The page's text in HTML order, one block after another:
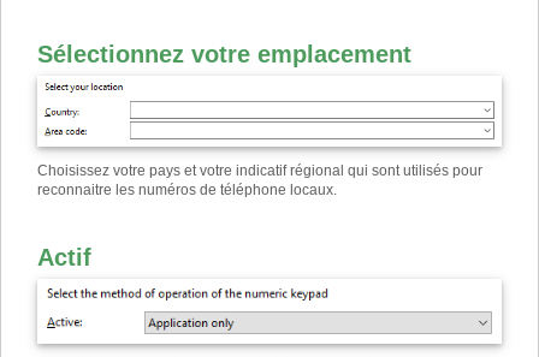
Sélectionnez votre emplacement
Choisissez votre pays et votre indicatif régional qui sont utilisés pour
reconnaitre les numéros de téléphone locaux.
Actif